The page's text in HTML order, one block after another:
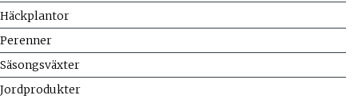
Häckplantor
Perenner
Säsongsväxter
Jordprodukter